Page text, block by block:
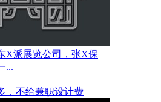
X派展览公司，张X保
...
，不给兼职设计费